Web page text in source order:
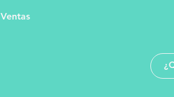
Ventas